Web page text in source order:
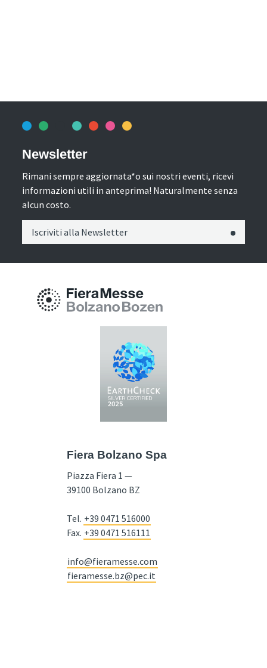
Newsletter
Rimani sempre aggiornata*o sui nostri eventi, ricevi
informazioni utili in anteprima! Naturalmente senza
alcun costo.
Iscriviti alla Newsletter
Fiera Bolzano Spa
Piazza Fiera 1 —
39100 Bolzano BZ
Tel. +39 0471 516000
Fax. +39 0471 516111
info@fieramesse.com
fieramesse.bz@pec.it